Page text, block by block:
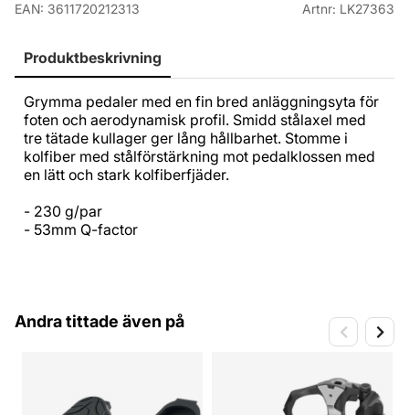
EAN: 3611720212313 Artnr: LK27363
Produktbeskrivning
Grymma pedaler med en fin bred anläggningsyta för
foten och aerodynamisk profil. Smidd stålaxel med
tre tätade kullager ger lång hållbarhet. Stomme i
kolfiber med stålförstärkning mot pedalklossen med
en lätt och stark kolfiberfjäder.
- 230 g/par
- 53mm Q-factor
Andra tittade även på